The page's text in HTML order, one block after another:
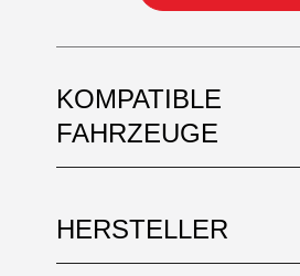
KOMPATIBLE
FAHRZEUGE
HERSTELLER